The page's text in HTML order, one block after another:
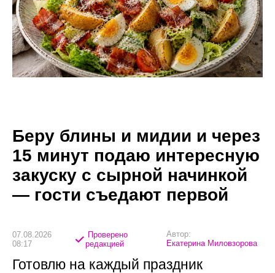
Беру блины и мидии и через
15 минут подаю интересную
закуску с сырной начинкой
— гости съедают первой
07.08.2026
08:17
Проверено
редакцией
Автор:
Екатерина Миловзорова
Готовлю на каждый праздник